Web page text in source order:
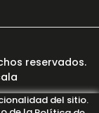
del sitio.
reservados.